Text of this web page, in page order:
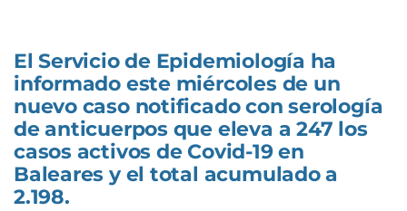
El Servicio de Epidemiología ha
informado este miércoles de un
nuevo caso notificado con serología
de anticuerpos que eleva a 247 los
casos activos de Covid-19 en
Baleares y el total acumulado a
2.198.